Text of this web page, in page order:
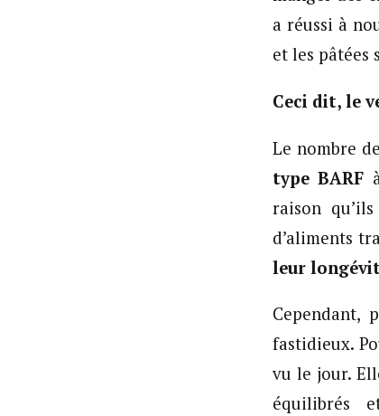
a réussi à
et les pâtées
Ceci dit, le
Le nombre
type BARF
raison
d’aliments
leur
Cependant,
fastidieux.
vu le jour.
équilibrés